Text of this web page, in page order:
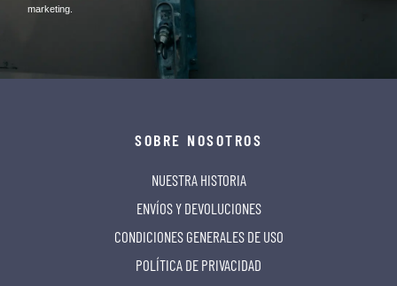
marketing.
SOBRE NOSOTROS
NUESTRA HISTORIA
ENVÍOS Y DEVOLUCIONES
CONDICIONES GENERALES DE USO
POLÍTICA DE PRIVACIDAD